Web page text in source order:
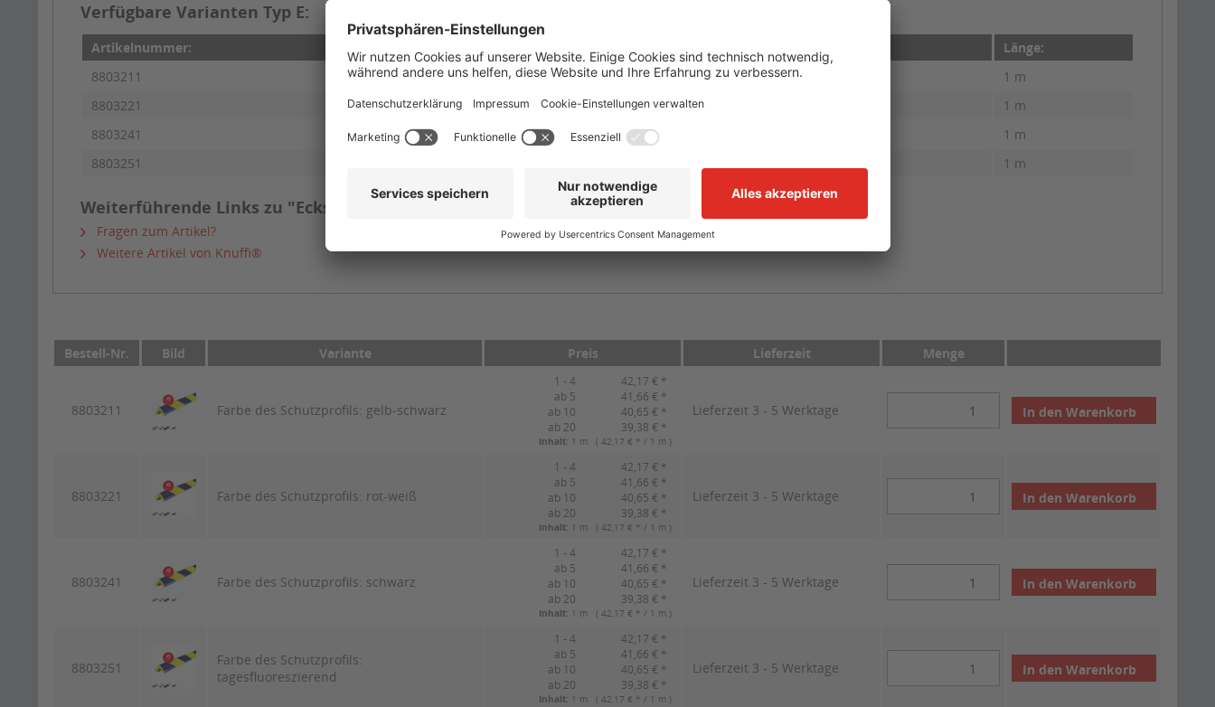
Verfügbare Varianten Typ E:
Artikelnummer: Herstellernummer: Farbe:
Länge:
8803211
PE-5001 gelb-schwarz
1 m
8803221
PE-5011 rot-weiß
1 m
8803241
PE-5021
1 m
8803251
1 m
Weiterführende Links zu "Eckschutzprofil Knuffi® Typ E, magnetisch"
Fragen zum Artikel?
Weitere Artikel von Knuffi®
Bestell-Nr. Bild Variante Preis Lieferzeit Menge
8803211 Farbe des Schutzprofils: gelb-schwarz
1 - 4
42,17 € *
ab 5
41,66 € *
ab 10
40,65 € *
ab 20
39,38 € *
Inhalt: 1 m ( 42,17 € * / 1 m )
Lieferzeit 3 - 5 Werktage In den Warenkorb
8803221 Farbe des Schutzprofils: rot-weiß
1 - 4
42,17 € *
ab 5
41,66 € *
ab 10
40,65 € *
ab 20
39,38 € *
Inhalt: 1 m ( 42,17 € * / 1 m )
Lieferzeit 3 - 5 Werktage In den Warenkorb
8803241 Farbe des Schutzprofils: schwarz
1 - 4
42,17 € *
ab 5
41,66 € *
ab 10
40,65 € *
ab 20
39,38 € *
Inhalt: 1 m ( 42,17 € * / 1 m )
Lieferzeit 3 - 5 Werktage In den Warenkorb
8803251
Farbe des Schutzprofils:
tagesfluoreszierend
1 - 4
42,17 € *
ab 5
41,66 € *
ab 10
40,65 € *
ab 20
39,38 € *
Inhalt: 1 m ( 42,17 € * / 1 m )
Lieferzeit 3 - 5 Werktage In den Warenkorb